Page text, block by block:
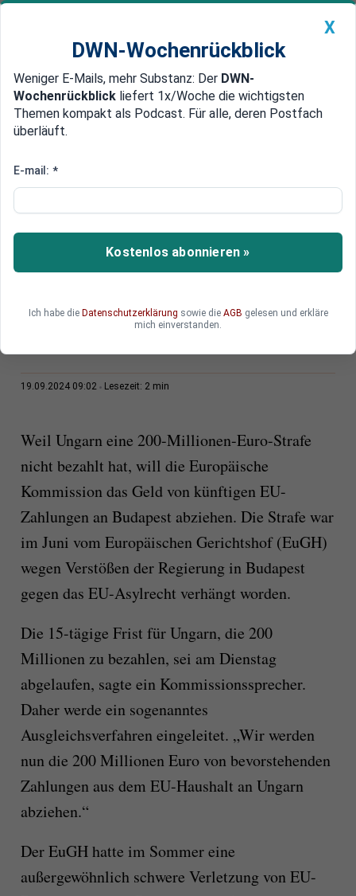
Newsticker MEIN DWN: Geldanlage Premium
Edelmetalle DWN-Magazin China
Millionen-Strafe soll Ungarn von
Ungarn liegt schon lange im Clinch mit Brüssel.
Ein Streit um die Asylpolitik des Landes könnte
Budapest nun teuer zu stehen kommen.
19.09.2024 09:02 Lesezeit: 2 min
Weil Ungarn eine 200-Millionen-Euro-Strafe
nicht bezahlt hat, will die Europäische
Kommission das Geld von künftigen EU-
Zahlungen an Budapest abziehen. Die Strafe war
im Juni vom Europäischen Gerichtshof (EuGH)
wegen Verstößen der Regierung in Budapest
gegen das EU-Asylrecht verhängt worden.
Die 15-tägige Frist für Ungarn, die 200
Millionen zu bezahlen, sei am Dienstag
abgelaufen, sagte ein Kommissionssprecher.
Daher werde ein sogenanntes
Ausgleichsverfahren eingeleitet. „Wir werden
nun die 200 Millionen Euro von bevorstehenden
Zahlungen aus dem EU-Haushalt an Ungarn
abziehen.“
Der EuGH hatte im Sommer eine
außergewöhnlich schwere Verletzung von EU-
X
DWN-Wochenrückblick
Weniger E-Mails, mehr Substanz: Der DWN-
Wochenrückblick liefert 1x/Woche die wichtigsten
Themen kompakt als Podcast. Für alle, deren Postfach
überläuft.
E-mail: *
Kostenlos abonnieren »
Ich habe die Datenschutzerklärung sowie die AGB gelesen und erkläre
mich einverstanden.